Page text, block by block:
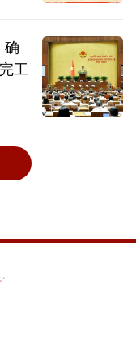
确
工